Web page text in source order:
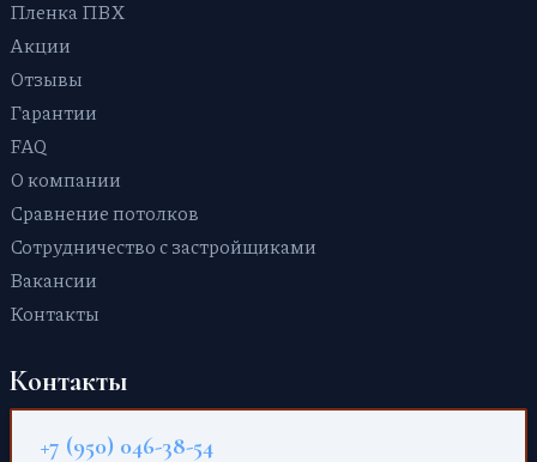
Пленка ПВХ
Акции
Отзывы
Гарантии
FAQ
О компании
Сравнение потолков
Сотрудничество с застройщиками
Вакансии
Контакты
Контакты
+7 (950) 046-38-54